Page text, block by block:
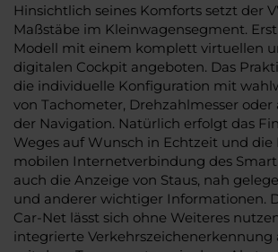
Hinsichtlich seines Komforts setzt der
Maßstäbe im Kleinwagensegment.
Modell mit einem komplett virtuellen
digitalen Cockpit angeboten. Das
die individuelle Konfiguration mit
von Tachometer, Drehzahlmesser oder
der Navigation. Natürlich erfolgt das
Weges auf Wunsch in Echtzeit und
mobilen Internetverbindung des
auch die Anzeige von Staus, nah
und anderer wichtiger Informationen.
Car-Net lässt sich ohne Weiteres
integrierte